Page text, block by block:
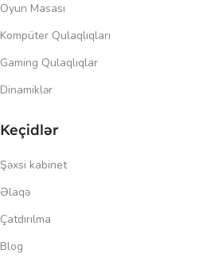
Oyun Masası
Kompüter Qulaqlıqları
Gaming Qulaqlıqlar
Dinamiklər
Keçidlər
Şəxsi kabinet
Əlaqə
Çatdırılma
Blog